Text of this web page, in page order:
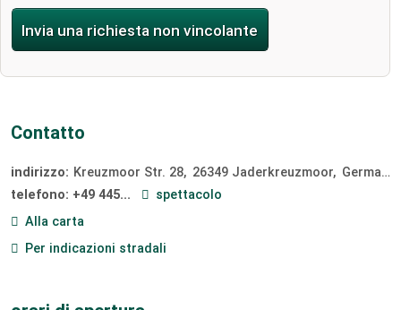
Invia una richiesta non vincolante
Contatto
indirizzo: Kreuzmoor Str. 28 26349 Jaderkreuzmoor
Germania
telefono: +49 445...
spettacolo
Alla carta
Per indicazioni stradali